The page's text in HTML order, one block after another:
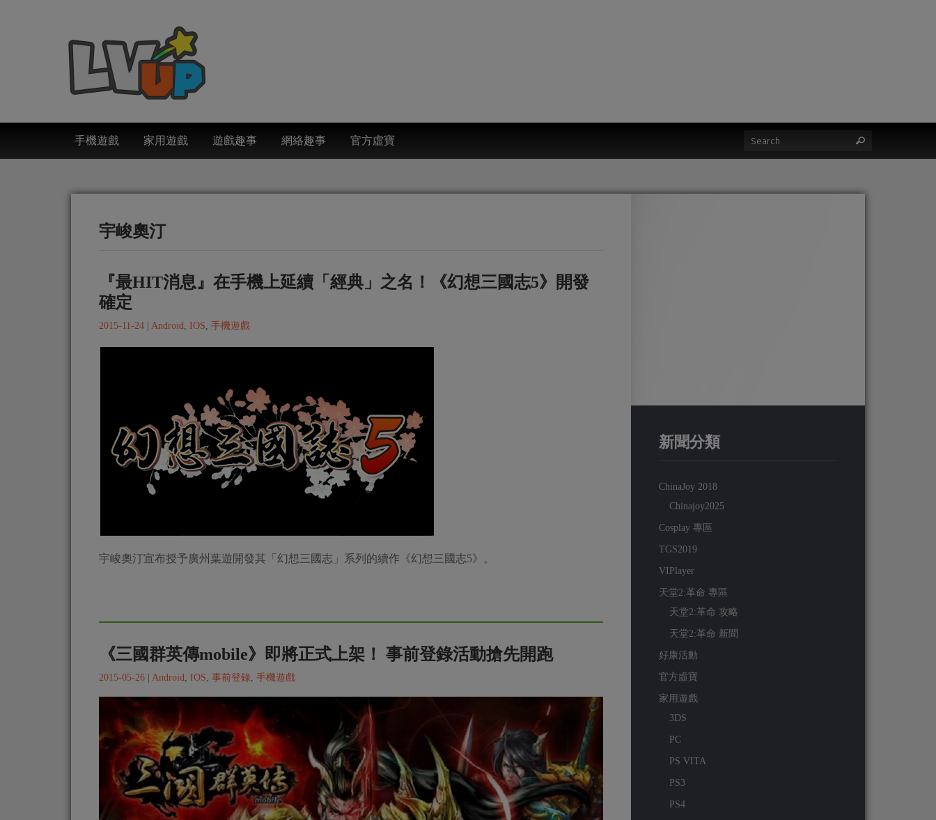
手機遊戲 家用遊戲 遊戲趣事 網絡趣事 官方虛寶
宇峻奧汀
『最HIT消息』在手機上延續「經典」之名！《幻想三國志5》開發
確定
2015-11-24 Android, IOS, 手機遊戲
宇峻奧汀宣布授予廣州葉遊開發其「幻想三國志」系列的續作《幻想三國志5》。
《三國群英傳mobile》即將正式上架！ 事前登錄活動搶先開跑
2015-05-26 Android IOS 事前登錄 手機遊戲
新聞分類
ChinaJoy 2018
Chinajoy2025
Cosplay 專區
TGS2019
VIPlayer
天堂2:革命 專區
天堂2:革命 攻略
天堂2:革命 新聞
好康活動
官方虛寶
家用遊戲
3DS
PC
PS VITA
PS3
PS4